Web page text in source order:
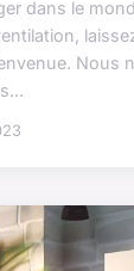
dans le
Nous